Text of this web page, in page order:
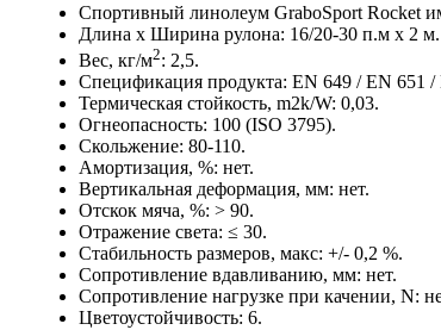
Спортивный линолеум GraboSport Rocket
Длина х Ширина рулона: 16/20-30 п.м x 2 м.
Вес, кг/м2: 2,5.
Спецификация продукта: EN 649 / EN 651 /
Термическая стойкость, m2k/W: 0,03.
Огнеопасность: 100 (ISO 3795).
Скольжение: 80-110.
Амортизация, %: нет.
Вертикальная деформация, мм: нет.
Отскок мяча, %: > 90.
Отражение света: ≤ 30.
Стабильность размеров, макс: +/- 0,2 %.
Сопротивление вдавливанию, мм: нет.
Сопротивление нагрузке при качении, N:
Цветоустойчивость: 6.